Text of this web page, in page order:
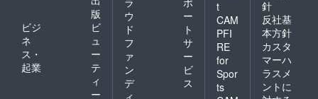
版
ビジ
ネ
ス・
起業
ビ
ュ
ー
テ
ィ
ー
ウ
ド
フ
ァ
ン
デ
ー
ト
サ
ー
ビ
ス
t
CAM
PFI
RE
for
Spor
ts
針
反社基
本方針
カスタ
マーハ
ラスメ
ントに